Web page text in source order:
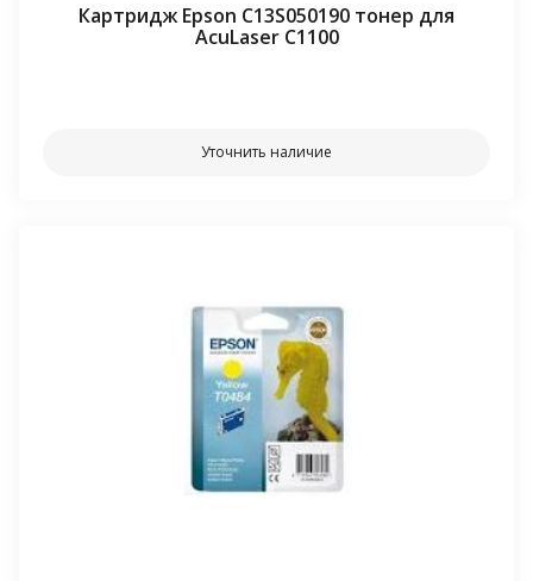
Картридж Epson C13S050190 тонер для
AcuLaser C1100
Уточнить наличие